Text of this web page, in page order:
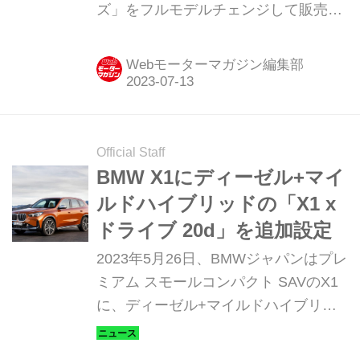
い
ズ」をフルモデルチェンジして販売を
i5に着いては同年第4四半期以降を、
523d xドライブについては2024年第1
Webモーターマガジン編集部
Official Staff
BMW X1にディーゼル+マイ
ルドハイブリッドの「X1 x
ドライブ 20d」を追加設定
2023年5月26日、BMWジャパンはプレ
ミアム スモールコンパクト SAVのX1
に、ディーゼル+マイルドハイブリッ
ドを搭載した「X1 xドライブ 20d」を